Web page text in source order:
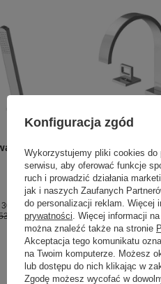
dni
zł 0%
OKAZJA
NEXEN-S Chrom
bateria
786,00 zł / szt.
Najniższa cena
przed wprowadzeniem
Cena regularna:925,00
Konfiguracja zgód
Wykorzystujemy pliki cookies do
serwisu, aby oferować funkcje
ruch i prowadzić działania
jak i naszych Zaufanych
do personalizacji reklam. Więcej
prywatności . Więcej informacji
można znaleźć także na stronie
Akceptacja tego komunikatu
na Twoim komputerze. Możesz
lub dostępu do nich klikając w
Zgodę możesz wycofać w